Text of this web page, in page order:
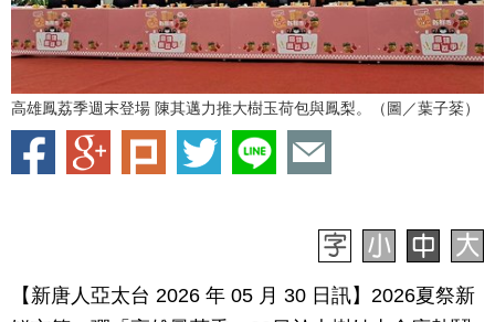
高雄鳳荔季週末登場 陳其邁力推大樹玉荷包與鳳梨。（圖／葉子棻）
【新唐人亞太台 2026 年 05 月 30 日訊】2026夏祭新